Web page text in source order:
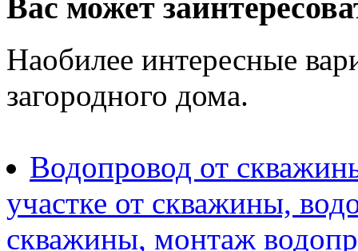
Вас может
Наобилее интересные
загородного дома.
Водопровод от
участке от скважины,
скважины, монтаж